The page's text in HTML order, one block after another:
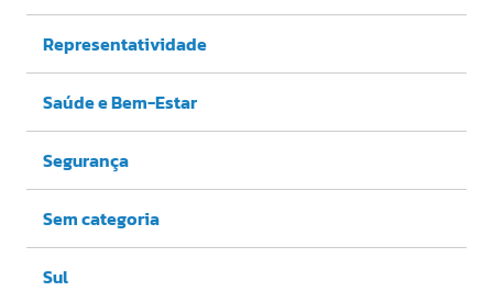
Representatividade
Saúde e Bem-Estar
Segurança
Sem categoria
Sul